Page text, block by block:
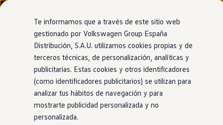
Ir
directamente
al contenido
Ir
directamente
al pie de
página
Nuevo ID. Cross
Vehículos Comerciales
Compra y ofertas
Volkswagen nuevo en stock
Volkswagen de ocasión
Financiación
My Renting
My Way
Seguros
Empresas
Autoescuelas
Eléctricos e híbridos
Concesionario y taller oficial de Volkswagen
Valladolid Wagen
Te informamos que a través de este sitio web
gestionado por Volkswagen Group España
Distribución, S.A.U. utilizamos cookies propias y de
terceros técnicas, de personalización, analíticas y
publicitarias. Estas cookies y otros identificadores
(como identificadores publicitarios) se utilizan para
analizar tus hábitos de navegación y para
mostrarte publicidad personalizada y no
personalizada.